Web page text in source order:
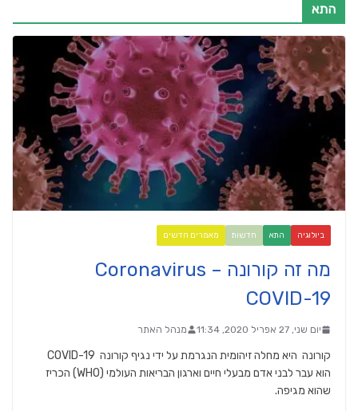
התא
ביולוגיה התא חדשות מאמרים חדשים
מה זה קורונה Coronavirus –
COVID-19
יום שני, 27 אפריל 2020, 11:34 מנהל האתר
הוא עבר לבני אדם מבעלי חיים וארגון הבריאות העולמי (WHO) הכריז
שהוא מגיפה.